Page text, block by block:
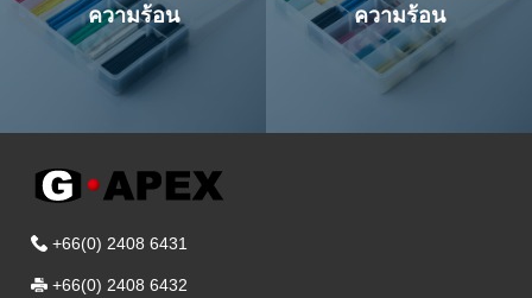
ความร้อน
ร้อน
+66(0) 2408 6431
+66(0) 2408 6432